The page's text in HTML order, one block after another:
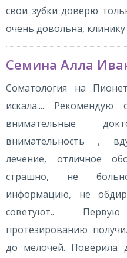
свои зубки доверю
очень довольна,
Семина Алла
Соматология на
искала....
внимательные
внимательность ,
лечение, отличное
страшно, не
информацию, не
советуют..
протезированию
до мелочей. Поверила